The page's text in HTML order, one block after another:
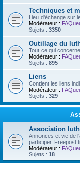
Techniques et
Lieu d'échange sur
Modérateur :
Sujets : 3350
Outillage du
Tout ce qui
Modérateur :
Sujets : 895
Liens
Contient les liens
Modérateur :
Sujets : 329
Association
Annonces et vie de
participer. Freepost
Modérateur :
Sujets : 18